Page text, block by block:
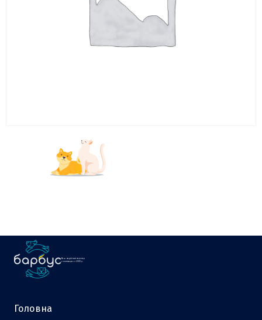
Ваш надійний партнер
у зоотоварах з 2000 р.
Головна